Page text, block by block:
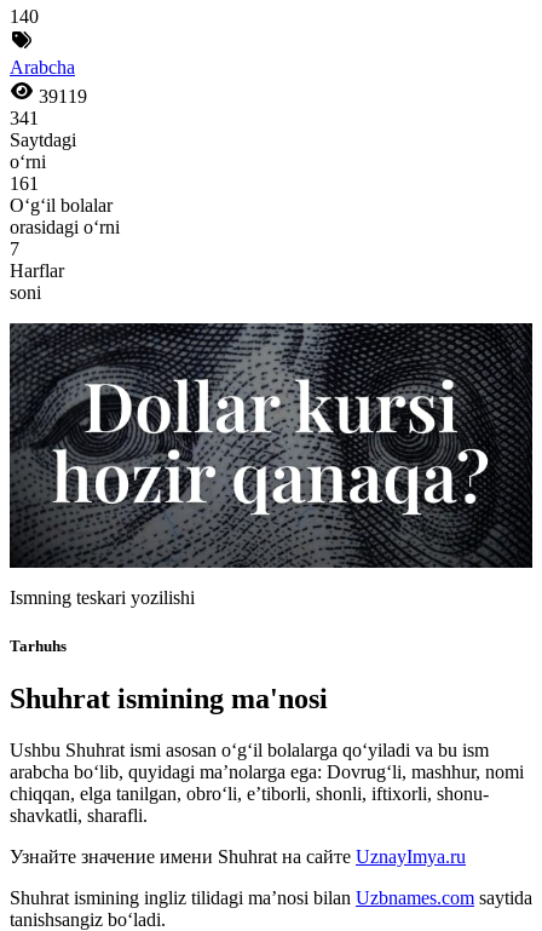
140
Arabcha
39119
341
Saytdagi
o‘rni
161
O‘g‘il bolalar
orasidagi o‘rni
7
Harflar
soni
Ismning teskari yozilishi
Tarhuhs
Shuhrat ismining ma'nosi
Ushbu Shuhrat ismi asosan o‘g‘il bolalarga qo‘yiladi va bu ism
arabcha bo‘lib, quyidagi ma’nolarga ega: Dovrug‘li, mashhur, nomi
chiqqan, elga tanilgan, obro‘li, e’tiborli, shonli, iftixorli, shonu-
shavkatli, sharafli.
Узнайте значение имени Shuhrat на сайте UznayImya.ru
Shuhrat ismining ingliz tilidagi ma’nosi bilan Uzbnames.com saytida
tanishsangiz bo‘ladi.